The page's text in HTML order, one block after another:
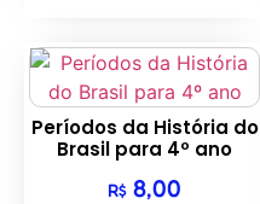
Períodos da História do
Brasil para 4º ano
R$ 8,00